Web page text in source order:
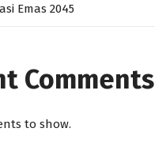
Emas 2045
Comments
to show.